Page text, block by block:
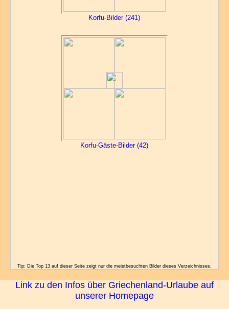
Korfu-Bilder (241)
Korfu-Gäste-Bilder (42)
Tip: Die Top 13 auf dieser Seite zeigt nur die meistbesuchten Bilder dieses Verzeichnisses.
Link zu den Infos über Griechenland-Urlaube auf
unserer Homepage